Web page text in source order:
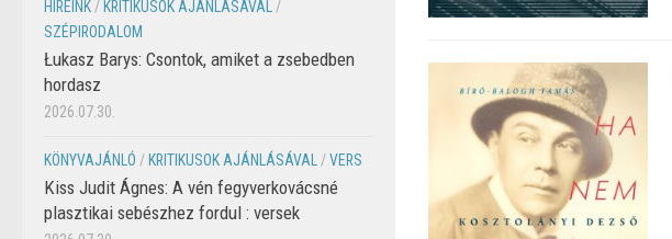
HÍREINK / KRITIKUSOK AJÁNLÁSÁVAL
/
SZÉPIRODALOM
Łukasz Barys: Csontok, amiket a zsebedben
hordasz
2026.07.30.
KÖNYVAJÁNLÓ / KRITIKUSOK AJÁNLÁSÁVAL /VERS
Kiss Judit Ágnes: A vén fegyverkovácsné
plasztikai sebészhez fordul : versek